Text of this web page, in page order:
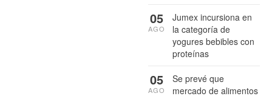
Jumex incursiona en
la categoría de
yogures bebibles con
proteínas
05
AGO
Se prevé que
mercado de alimentos
05
AGO